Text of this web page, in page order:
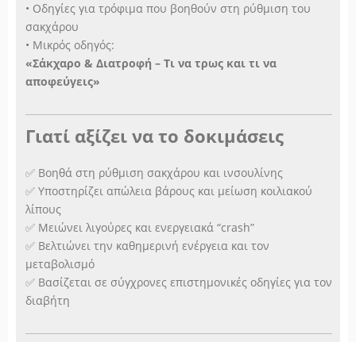
• Οδηγίες για τρόφιμα που βοηθούν στη ρύθμιση του
σακχάρου
• Μικρός οδηγός:
«Σάκχαρο & Διατροφή – Τι να τρως και τι να
αποφεύγεις»
Γιατί αξίζει να το δοκιμάσεις
✅ Βοηθά στη ρύθμιση σακχάρου και ινσουλίνης
✅ Υποστηρίζει απώλεια βάρους και μείωση κοιλιακού
λίπους
✅ Μειώνει λιγούρες και ενεργειακά “crash”
✅ Βελτιώνει την καθημερινή ενέργεια και τον
μεταβολισμό
✅ Βασίζεται σε σύγχρονες επιστημονικές οδηγίες για τον
διαβήτη